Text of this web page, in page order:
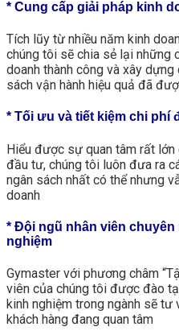
* Cung cấp giải pháp kinh
Tích lũy từ nhiều năm kinh
chúng tôi sẽ chia sẻ lại những
doanh thành công và xây
sách vận hành hiệu quả đã
* Tối ưu và tiết kiệm chi phí
Hiểu được sự quan tâm rất
đầu tư, chúng tôi luôn đưa ra
ngân sách nhất có thể nhưng
doanh
* Đội ngũ nhân viên chuyên
nghiệm
Gymaster với phương châm
viên của chúng tôi được đào
kinh nghiệm trong ngành sẽ
khách hàng đang quan tâm